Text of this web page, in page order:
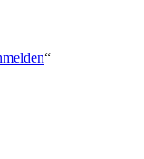
“